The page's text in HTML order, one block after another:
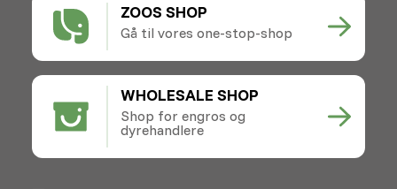
ZOOS SHOP
Gå til vores one-stop-shop
WHOLESALE SHOP
Shop for engros og
dyrehandlere